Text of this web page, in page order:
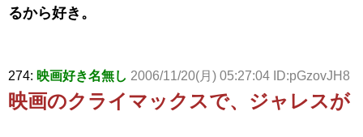
るから好き。
274: 映画好き名無し 2006/11/20(月) 05:27:04 ID:pGzovJH8
映画のクライマックスで、ジャレスが